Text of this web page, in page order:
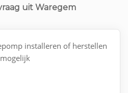
uit Waregem
installeren of herstellen